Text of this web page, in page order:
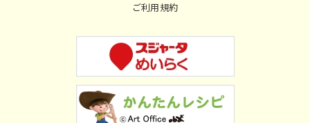
ご利用規約